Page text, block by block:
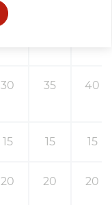
25
30 35 40
15 15 15
20 20 20